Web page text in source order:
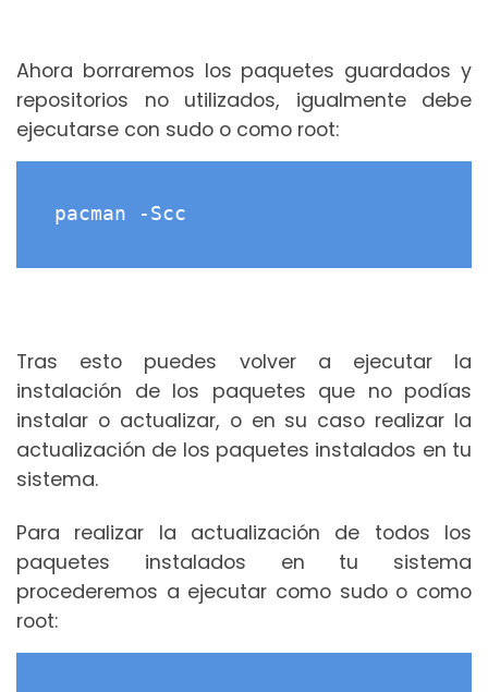
Ahora borraremos los paquetes guardados y
repositorios no utilizados, igualmente debe
ejecutarse con sudo o como root:
pacman -Scc
Tras esto puedes volver a ejecutar la
instalación de los paquetes que no podías
instalar o actualizar, o en su caso realizar la
actualización de los paquetes instalados en tu
sistema.
Para realizar la actualización de todos los
paquetes instalados en tu sistema
procederemos a ejecutar como sudo o como
root: